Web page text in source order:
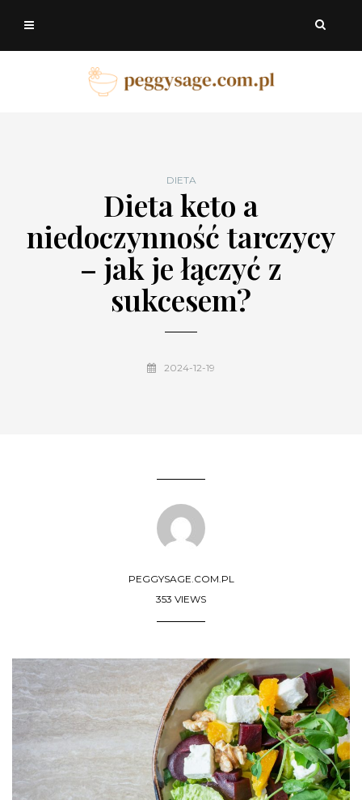
DIETA
Dieta keto a
niedoczynność tarczycy
– jak je łączyć z
sukcesem?
2024-12-19
PEGGYSAGE.COM.PL
353 VIEWS